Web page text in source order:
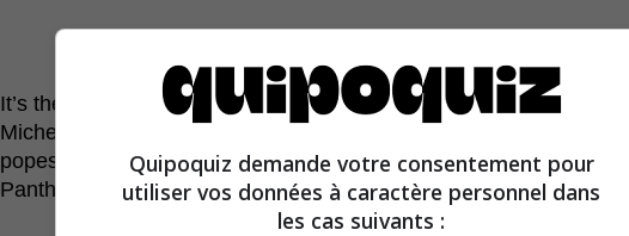
It’s the painter Raphael’s tomb that’s in the Pantheon of Rome.
Michelangelo’s tomb is at the Basilica di Santa Croce in
popes are buried in St. Peter’s Basilica in Rome and none in
Pantheon.
Quipoquiz demande votre consentement pour
utiliser vos données à caractère personnel dans
les cas suivants :